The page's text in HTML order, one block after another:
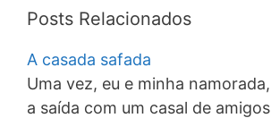
Posts Relacionados
A casada safada
Uma vez, eu e minha
a saída com um casal de